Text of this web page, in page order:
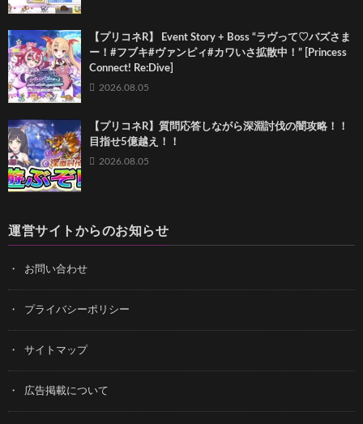
【プリコネR】 Event Story + Boss “ラヴって♡バズさま
ー！#フブキ#ヴァンピィ#カワいさ拡散中！” [Princess
Connect! Re:Dive]
2026.08.05
【プリコネR】質問応答しながら深淵討伐の闇攻略！！
目指せ5億越え！！
2026.08.05
運営サイトからのお知らせ
お問い合わせ
プライバシーポリシー
サイトマップ
広告掲載について